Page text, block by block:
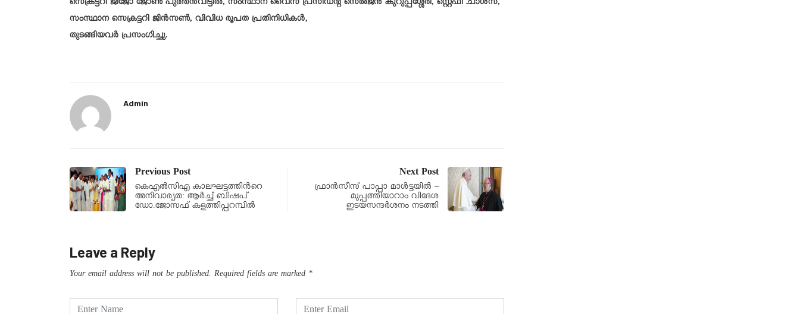
സെക്രട്ടറി ജിജോ ജോൺ പുത്തൻവീട്ടിൽ, സംസ്ഥാന വൈസ് പ്രസിഡന്റ് സെൽജൻ കു‌റുപ്പശ്ശേരി, സ്റ്റെഫി ചാൾസ്,
സംസ്ഥാന സെക്രട്ടറി ജിൻസൺ, വിവിധ രൂപത പ്രതിനിധികൾ,
തുടങ്ങിയവർ പ്രസംഗിച്ചു.
Admin
Previous Post
കെഎല്‍സിഎ കാലഘട്ടത്തിന്‍റെ
അനിവാര്യത: ആര്‍ച്ച് ബിഷപ്
ഡോ.ജോസഫ് കളത്തിപ്പറമ്പില്‍
Next Post
ഫ്രാൻസീസ് പാപ്പാ മാൾട്ടയിൽ –
മുപ്പത്തിയാറാം വിദേശ
ഇടയസന്ദർശനം നടത്തി
Leave a Reply
Your email address will not be published. Required fields are marked *